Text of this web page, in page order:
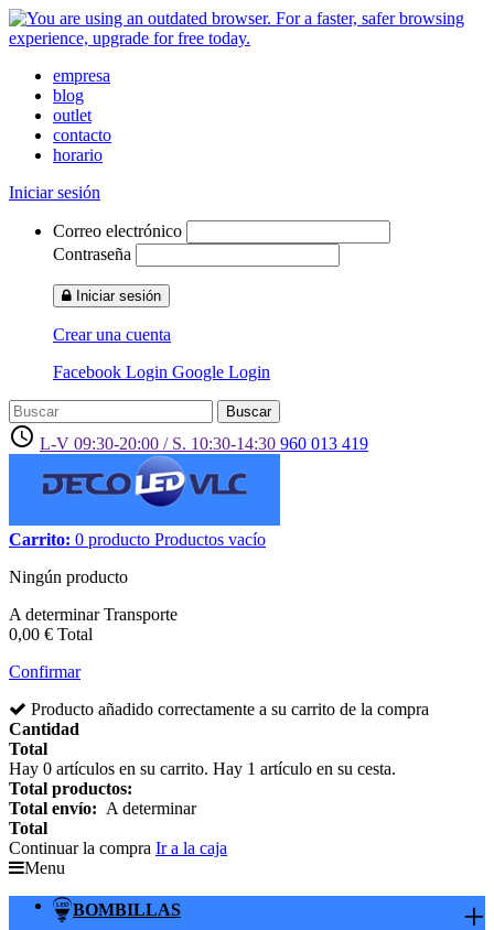
empresa
blog
outlet
contacto
horario
Iniciar sesión
Correo electrónico
Contraseña
Iniciar sesión
Crear una cuenta
Facebook Login Google Login
Buscar
access_time L-V 09:30-20:00 / S. 10:30-14:30 960 013 419
Carrito: 0 producto Productos vacío
Ningún producto
A determinarTransporte
0,00 € Total
Confirmar
Producto añadido correctamente a su carrito de la compra
Cantidad
Total
Hay 0 artículos en su carrito. Hay 1 artículo en su cesta.
Total productos:
Total envío: A determinar
Total
Continuar la compra Ir a la caja
Menu
BOMBILLAS +